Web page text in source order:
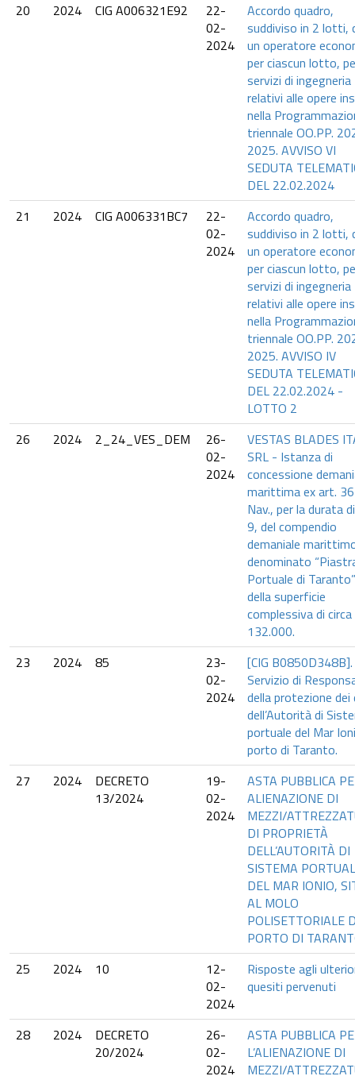
20
2024 CIG A006321E92
22-
02-
2024
Accordo quadro,
suddiviso in 2 lotti,
un operatore
per ciascun lotto,
servizi di ingegneria
relativi alle opere
nella
triennale OO.PP.
2025. AVVISO VI
SEDUTA
DEL 22.02.2024
21
2024 CIG A006331BC7
22-
02-
2024
Accordo quadro,
suddiviso in 2 lotti,
un operatore
per ciascun lotto,
servizi di ingegneria
relativi alle opere
nella
triennale OO.PP.
2025. AVVISO IV
SEDUTA
DEL 22.02.2024 -
LOTTO 2
26
2024 2_24_VES_DEM
26-
02-
2024
VESTAS BLADES
SRL - Istanza di
concessione
marittima ex art. 36
Nav., per la durata
9, del compendio
demaniale
denominato
Portuale di Taranto”
della superficie
complessiva di circa
132.000.
23
2024 85
23-
02-
2024
[CIG B0850D348B].
Servizio di
della protezione dei
dell’Autorità di
portuale del Mar
porto di Taranto.
27
2024
DECRETO
13/2024
19-
02-
2024
ASTA PUBBLICA
ALIENAZIONE DI
MEZZI/
DI PROPRIETÀ
DELL’AUTORITÀ DI
SISTEMA
DEL MAR IONIO,
AL MOLO
POLISETTORIALE
PORTO DI
25
2024 10
12-
02-
2024
Risposte agli
quesiti pervenuti
28 2024
DECRETO
20/2024
26-
02-
2024
ASTA PUBBLICA
L’ALIENAZIONE DI
MEZZI/